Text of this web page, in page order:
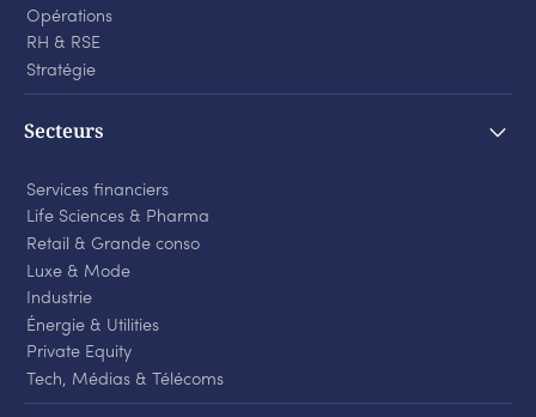
Opérations
RH & RSE
Stratégie
Secteurs
Services financiers
Life Sciences & Pharma
Retail & Grande conso
Luxe & Mode
Industrie
Énergie & Utilities
Private Equity
Tech, Médias & Télécoms